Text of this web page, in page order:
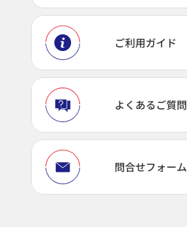
ご利用ガイド
よくあるご質問
問合せフォーム